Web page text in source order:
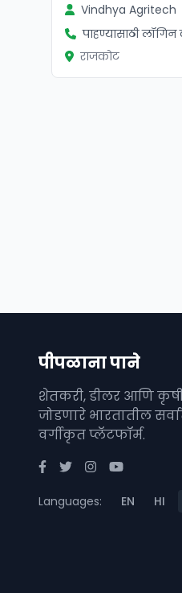
Vindhya Agritech
पाहण्यासाठी लॉगिन
राजकोट
पीपळाना पाने
शेतकरी, डीलर आणि
जोडणारे भारतातील
वर्गीकृत प्लॅटफॉर्म.
Languages: EN HI